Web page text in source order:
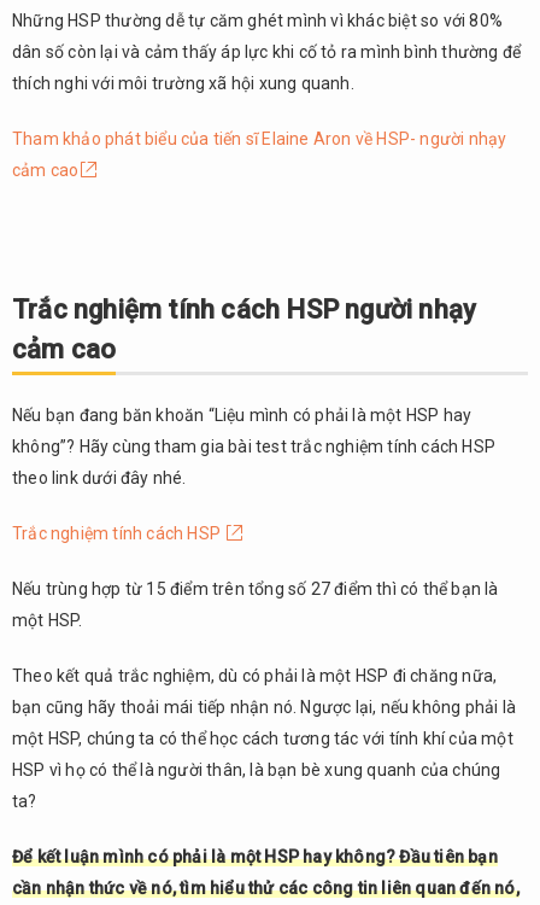
Đặc
điểm
của
nhạy
lưỡng
thông
tin
Dễ
nhạy
cảm
bởi
động
bên
3.3.
Dễ
đồng
cảm
tim
mỏng
Những HSP thường dễ tự căm ghét mình vì khác biệt so với 80%
dân số còn lại và cảm thấy áp lực khi cố tỏ ra mình bình thường để
thích nghi với môi trường xã hội xung quanh.
Tham khảo phát biểu của tiến sĩ Elaine Aron về HSP- người nhạy
cảm cao
Trắc nghiệm tính cách HSP người nhạy
cảm cao
Nếu bạn đang băn khoăn “Liệu mình có phải là một HSP hay
không”? Hãy cùng tham gia bài test trắc nghiệm tính cách HSP
theo link dưới đây nhé.
Trắc nghiệm tính cách HSP
Nếu trùng hợp từ 15 điểm trên tổng số 27 điểm thì có thể bạn là
một HSP.
Theo kết quả trắc nghiệm, dù có phải là một HSP đi chăng nữa,
bạn cũng hãy thoải mái tiếp nhận nó. Ngược lại, nếu không phải là
một HSP, chúng ta có thể học cách tương tác với tính khí của một
HSP vì họ có thể là người thân, là bạn bè xung quanh của chúng
ta?
Để kết luận mình có phải là một HSP hay không? Đầu tiên bạn
cần nhận thức về nó, tìm hiểu thử các công tin liên quan đến nó,